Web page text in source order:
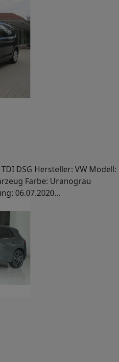
DSG Hersteller: VW Modell:
Farbe: Uranograu
06.07.2020...